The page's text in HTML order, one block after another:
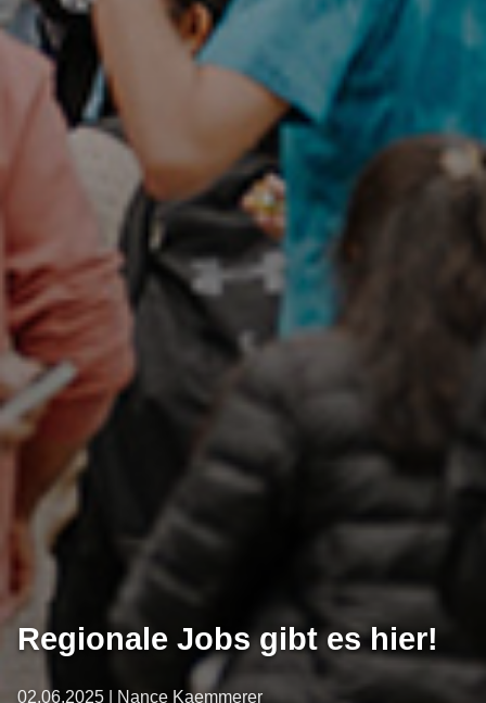
Regionale Jobs gibt es hier!
02.06.2025 | Nance Kaemmerer